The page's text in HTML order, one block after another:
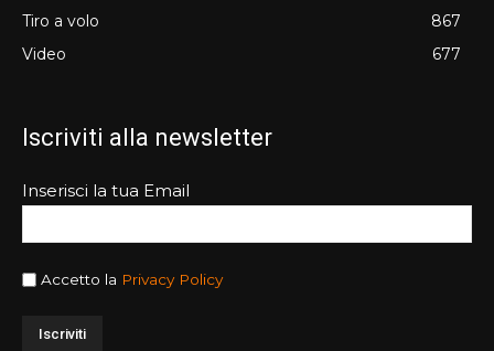
Tiro a volo
867
Video
677
Iscriviti alla newsletter
Inserisci la tua Email
Accetto la Privacy Policy